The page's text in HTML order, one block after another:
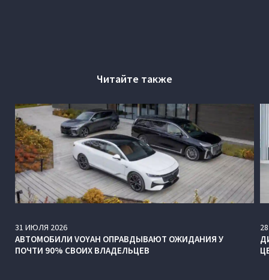
Читайте также
31 ИЮЛЯ 2026
АВТОМОБИЛИ VOYAH ОПРАВДЫВАЮТ ОЖИДАНИЯ У
ПОЧТИ 90% СВОИХ ВЛАДЕЛЬЦЕВ
28